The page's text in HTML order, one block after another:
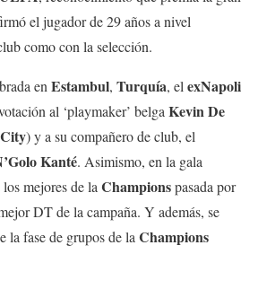
el jugador de 29 años a nivel
como con la selección.
en Estambul, Turquía, el exNapoli
al ‘playmaker’ belga KevinDe
City) y a su compañero de club, el
Kanté. Asimismo, en la gala
mejores de la Championspasada por
DT de la campaña. Y además, se
la fase de grupos de la Champions